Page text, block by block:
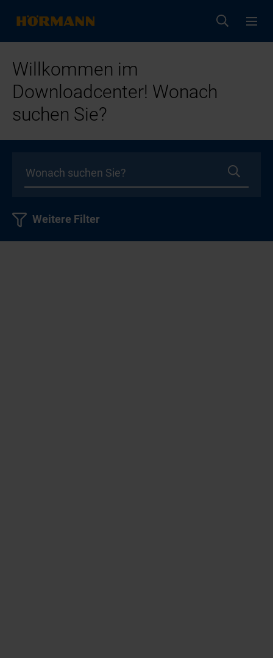
Willkommen im
Downloadcenter! Wonach
suchen Sie?
Weitere Filter